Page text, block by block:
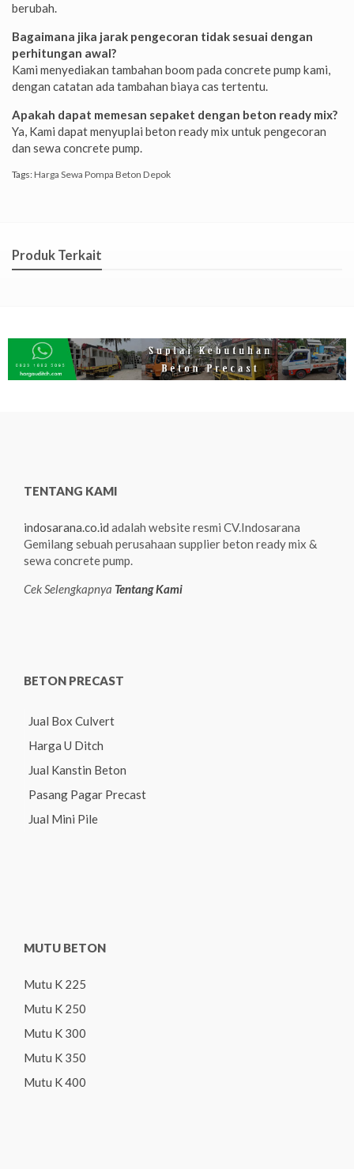
berubah.
Bagaimana jika jarak pengecoran tidak sesuai dengan
perhitungan awal?
Kami menyediakan tambahan boom pada concrete pump kami,
dengan catatan ada tambahan biaya cas tertentu.
Apakah dapat memesan sepaket dengan beton ready mix?
Ya, Kami dapat menyuplai beton ready mix untuk pengecoran
dan sewa concrete pump.
Tags:Harga Sewa Pompa Beton Depok
Produk Terkait
TENTANG KAMI
indosarana.co.id adalah website resmi CV.Indosarana
Gemilang sebuah perusahaan supplier beton ready mix &
sewa concrete pump.
Cek Selengkapnya Tentang Kami
BETON PRECAST
Jual Box Culvert
Harga U Ditch
Jual Kanstin Beton
Pasang Pagar Precast
Jual Mini Pile
MUTU BETON
Mutu K 225
Mutu K 250
Mutu K 300
Mutu K 350
Mutu K 400